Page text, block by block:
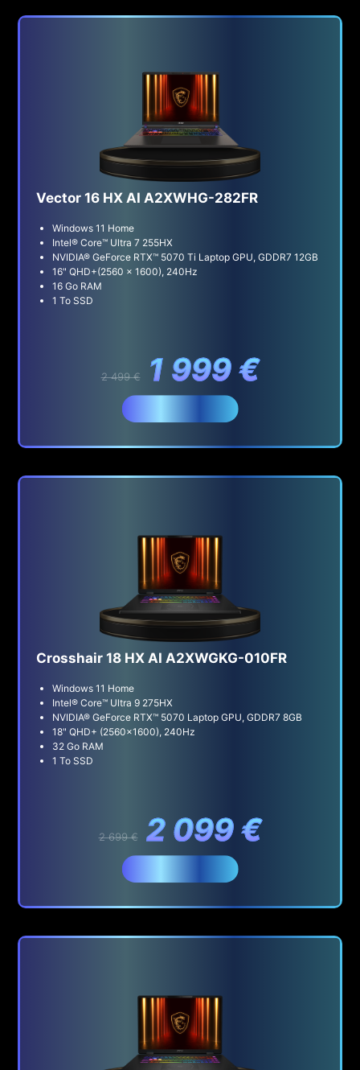
Vector 16 HX AI A2XWHG-282FR
Windows 11 Home
Intel® Core™ Ultra 7 255HX
NVIDIA® GeForce RTX™ 5070 Ti Laptop GPU, GDDR7 12GB
16" QHD+(2560 x 1600), 240Hz
16 Go RAM
1 To SSD
2 499 € 1 999 €
Crosshair 18 HX AI A2XWGKG-010FR
Windows 11 Home
Intel® Core™ Ultra 9 275HX
NVIDIA® GeForce RTX™ 5070 Laptop GPU, GDDR7 8GB
18" QHD+ (2560x1600), 240Hz
32 Go RAM
1 To SSD
2 699 € 2 099 €